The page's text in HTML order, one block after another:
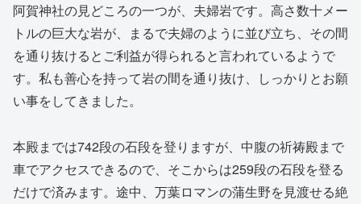
阿賀神社の見どころの一つが、夫婦岩です。高さ数十メー
トルの巨大な岩が、まるで夫婦のように並び立ち、その間
を通り抜けるとご利益が得られると言われているようで
す。私も善心を持って岩の間を通り抜け、しっかりとお願
い事をしてきました。
本殿までは742段の石段を登りますが、中腹の祈祷殿まで
車でアクセスできるので、そこからは259段の石段を登る
だけで済みます。途中、万葉ロマンの蒲生野を見渡せる絶